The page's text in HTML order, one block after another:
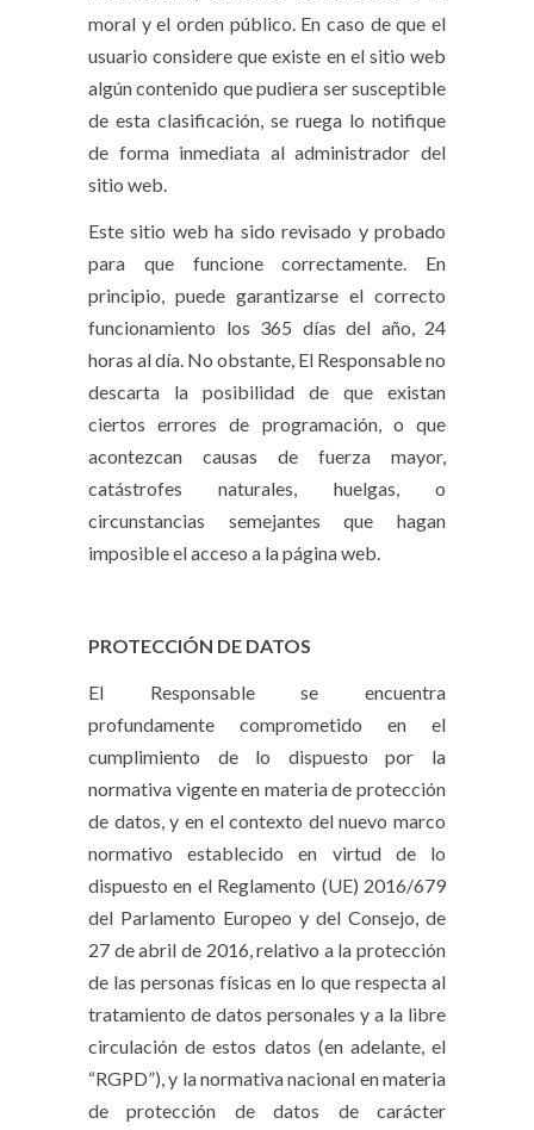
moral y el orden público. En caso de que el
usuario considere que existe en el sitio web
algún contenido que pudiera ser susceptible
de esta clasificación, se ruega lo notifique
de forma inmediata al administrador del
sitio web.
Este sitio web ha sido revisado y probado
para que funcione correctamente. En
principio, puede garantizarse el correcto
funcionamiento los 365 días del año, 24
horas al día. No obstante, El Responsable no
descarta la posibilidad de que existan
ciertos errores de programación, o que
acontezcan causas de fuerza mayor,
catástrofes naturales, huelgas, o
circunstancias semejantes que hagan
imposible el acceso a la página web.
PROTECCIÓN DE DATOS
El Responsable se encuentra
profundamente comprometido en el
cumplimiento de lo dispuesto por la
normativa vigente en materia de protección
de datos, y en el contexto del nuevo marco
normativo establecido en virtud de lo
dispuesto en el Reglamento (UE) 2016/679
del Parlamento Europeo y del Consejo, de
27 de abril de 2016, relativo a la protección
de las personas físicas en lo que respecta al
tratamiento de datos personales y a la libre
circulación de estos datos (en adelante, el
“RGPD”), y la normativa nacional en materia
de protección de datos de carácter